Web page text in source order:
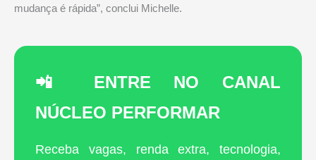
mudança é rápida”, conclui Michelle.
📲 ENTRE NO CANAL
NÚCLEO PERFORMAR
Receba vagas, renda extra, tecnologia,